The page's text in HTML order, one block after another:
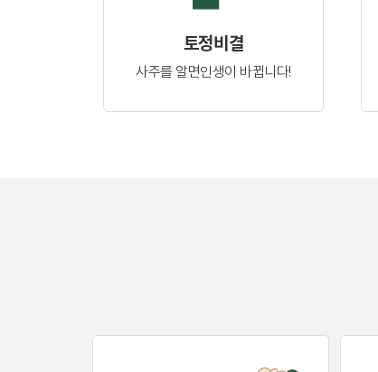
토정비결
사주를 알면인생이 바뀝니다!